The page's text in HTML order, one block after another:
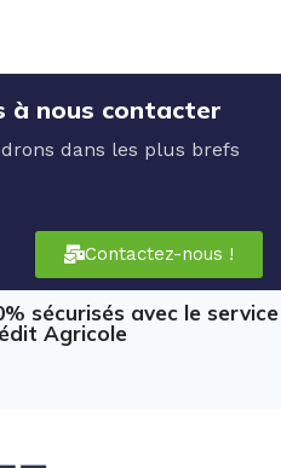
à nous contacter
dans les plus brefs
Contactez-nous !
sécurisés avec le service
Agricole